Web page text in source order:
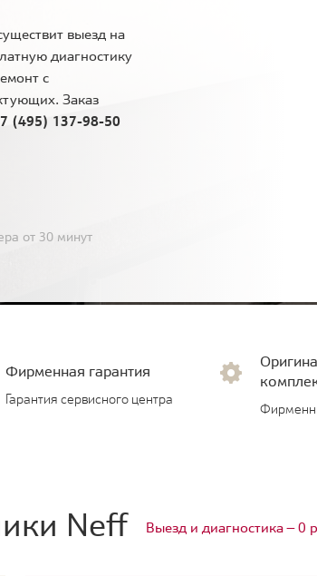
выезд на
диагностику
с
Заказ
(495) 137-98-50
от 30 минут
Фирменная гарантия
Гарантия сервисного центра
Neff Выезд и диагностика — 0